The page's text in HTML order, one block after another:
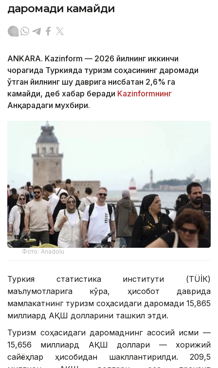
даромади камайди
ANKARA. Kazinform — 2026 йилнинг иккинчи
чорагида Туркияда туризм соҳасининг даромади
ўтган йилнинг шу даврига нисбатан 2,6% га
камайди, деб хабар беради Kazinformнинг
Анқарадаги мухбири.
Фото: Anadolu
Туркия статистика институти (ТÜİК)
маълумотларига кўра, ҳисобот даврида
мамлакатнинг туризм соҳасидаги даромади 15,865
миллиард АҚШ долларини ташкил этди.
Туризм соҳасидаги даромаднинг асосий қисми —
15,656 миллиард АҚШ доллари — хорижий
сайёҳлар ҳисобидан шакллантирилди. 209,5